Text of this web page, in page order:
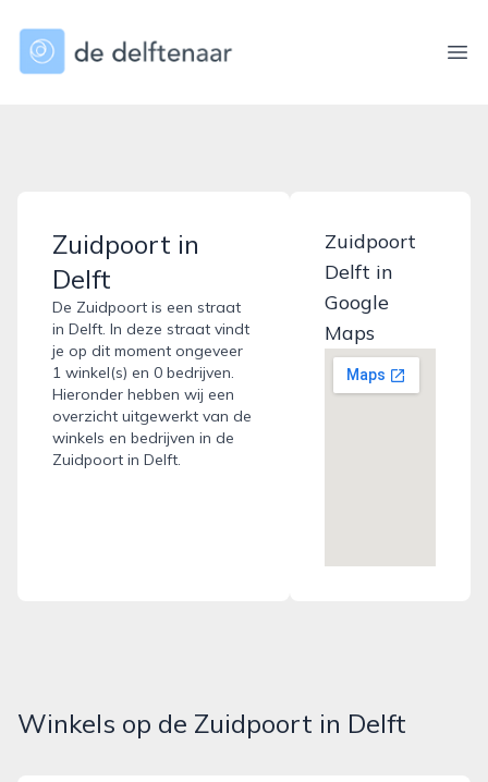
dedelftenaar.nl
Zuidpoort in
Delft
De Zuidpoort is een straat
in Delft. In deze straat vindt
je op dit moment ongeveer
1 winkel(s) en 0 bedrijven.
Hieronder hebben wij een
overzicht uitgewerkt van de
winkels en bedrijven in de
Zuidpoort in Delft.
Zuidpoort
Delft in
Google
Maps
Winkels op de Zuidpoort in Delft